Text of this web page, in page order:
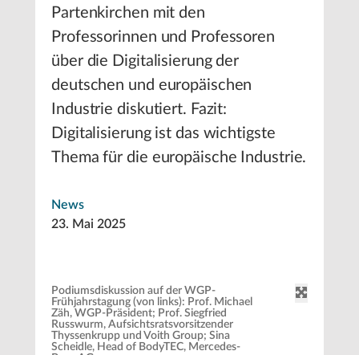
Partenkirchen mit den
Professorinnen und Professoren
über die Digitalisierung der
deutschen und europäischen
Industrie diskutiert. Fazit:
Digitalisierung ist das wichtigste
Thema für die europäische Industrie.
News
23. Mai 2025
Podiumsdiskussion auf der WGP-
Frühjahrstagung (von links): Prof. Michael
Zäh, WGP-Präsident; Prof. Siegfried
Russwurm, Aufsichtsratsvorsitzender
Thyssenkrupp und Voith Group; Sina
Scheidle, Head of BodyTEC, Mercedes-